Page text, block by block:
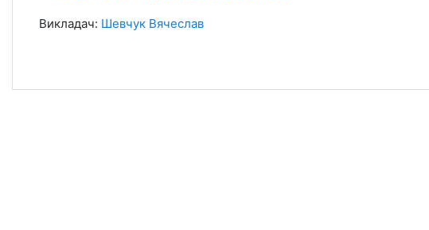
Викладач: Шевчук Вячеслав